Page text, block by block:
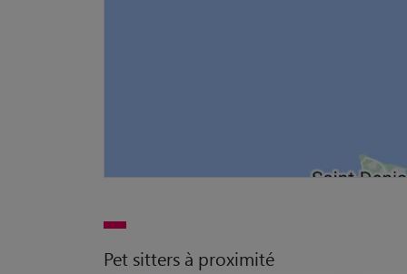
Pet sitters à proximité